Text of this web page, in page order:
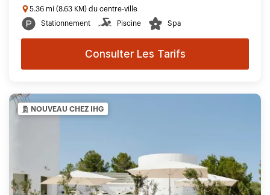
5.36 mi (8.63 KM) du centre-ville
Stationnement
Piscine Spa
Consulter Les Tarifs
NOUVEAU CHEZ IHG